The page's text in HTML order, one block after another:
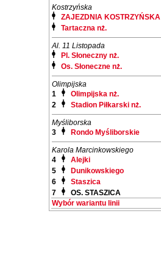
Kostrzyńska
ZAJEZDNIA KOSTRZYŃSKA
Tartaczna nż.
Al. 11 Listopada
Pl. Słoneczny nż.
Os. Słoneczne nż.
Olimpijska
1
Olimpijska nż.
2
Stadion Piłkarski nż.
Myśliborska
3
Rondo Myśliborskie
Karola Marcinkowskiego
4
Alejki
5
Dunikowskiego
6
Staszica
7
OS. STASZICA
Wybór wariantu linii